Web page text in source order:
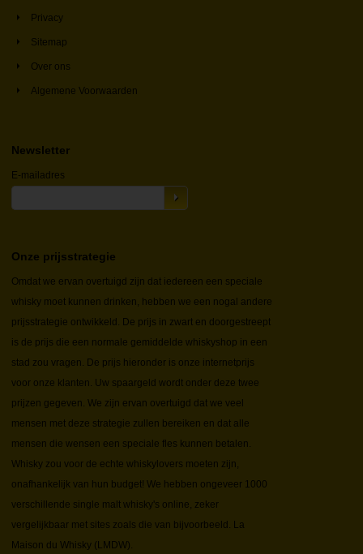
Privacy
Sitemap
Over ons
Algemene Voorwaarden
Newsletter
E-mailadres
Onze prijsstrategie
Omdat we ervan overtuigd zijn dat iedereen een speciale
whisky moet kunnen drinken, hebben we een nogal andere
prijsstrategie ontwikkeld. De prijs in zwart en doorgestreept
is de prijs die een normale gemiddelde whiskyshop in een
stad zou vragen. De prijs hieronder is onze internetprijs
voor onze klanten. Uw spaargeld wordt onder deze twee
prijzen gegeven. We zijn ervan overtuigd dat we veel
mensen met deze strategie zullen bereiken en dat alle
mensen die wensen een speciale fles kunnen betalen.
Whisky zou voor de echte whiskylovers moeten zijn,
onafhankelijk van hun budget! We hebben ongeveer 1000
verschillende single malt whisky's online, zeker
vergelijkbaar met sites zoals die van bijvoorbeeld. La
Maison du Whisky (LMDW).